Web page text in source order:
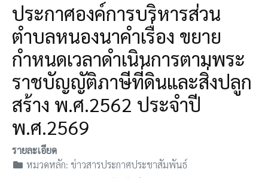
o
b
e
ประกาศองค์การบริหารส่วน
ตำบลหนองนาคำเรื่อง ขยาย
กำหนดเวลาดำเนินการตามพระ
ราชบัญญัติภาษีที่ดินและสิ่งปลูก
สร้าง พ.ศ.2562 ประจำปี
พ.ศ.2569
รายละเอียด
หมวดหลัก: ข่าวสารประกาศประชาสัมพันธ์